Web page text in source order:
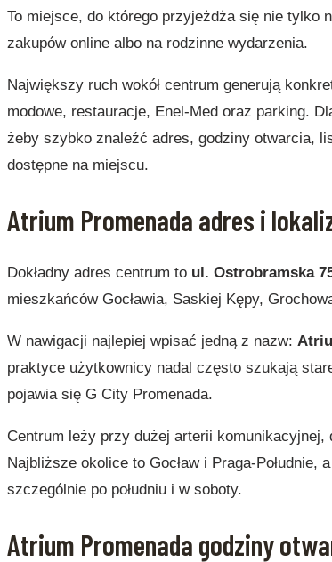
To miejsce, do którego przyjeżdża się nie tylko
zakupów online albo na rodzinne wydarzenia.
Największy ruch wokół centrum generują
modowe, restauracje, Enel-Med oraz parking.
żeby szybko znaleźć adres, godziny otwarcia,
dostępne na miejscu.
Atrium Promenada adres i
Dokładny adres centrum to ul. Ostrobramska
mieszkańców Gocławia, Saskiej Kępy,
W nawigacji najlepiej wpisać jedną z nazw:
praktyce użytkownicy nadal często szukają
pojawia się G City Promenada.
Centrum leży przy dużej arterii komunikacyjnej,
Najbliższe okolice to Gocław i Praga-
szczególnie po południu i w soboty.
Atrium Promenada godziny